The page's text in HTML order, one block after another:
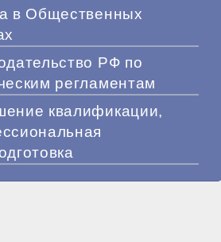
в Общественных
РФ по
регламентам
квалификации,